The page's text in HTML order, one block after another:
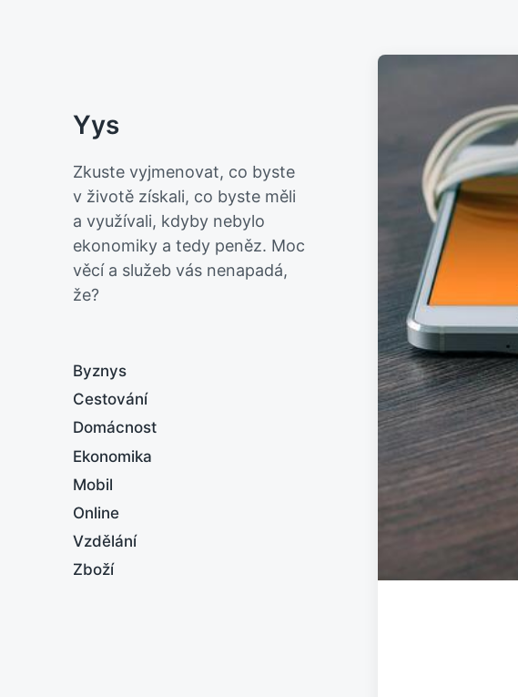
Yys
Zkuste vyjmenovat, co byste
v životě získali, co byste měli
a využívali, kdyby nebylo
ekonomiky a tedy peněz. Moc
věcí a služeb vás nenapadá,
že?
Byznys
Cestování
Domácnost
Ekonomika
Mobil
Online
Vzdělání
Zboží